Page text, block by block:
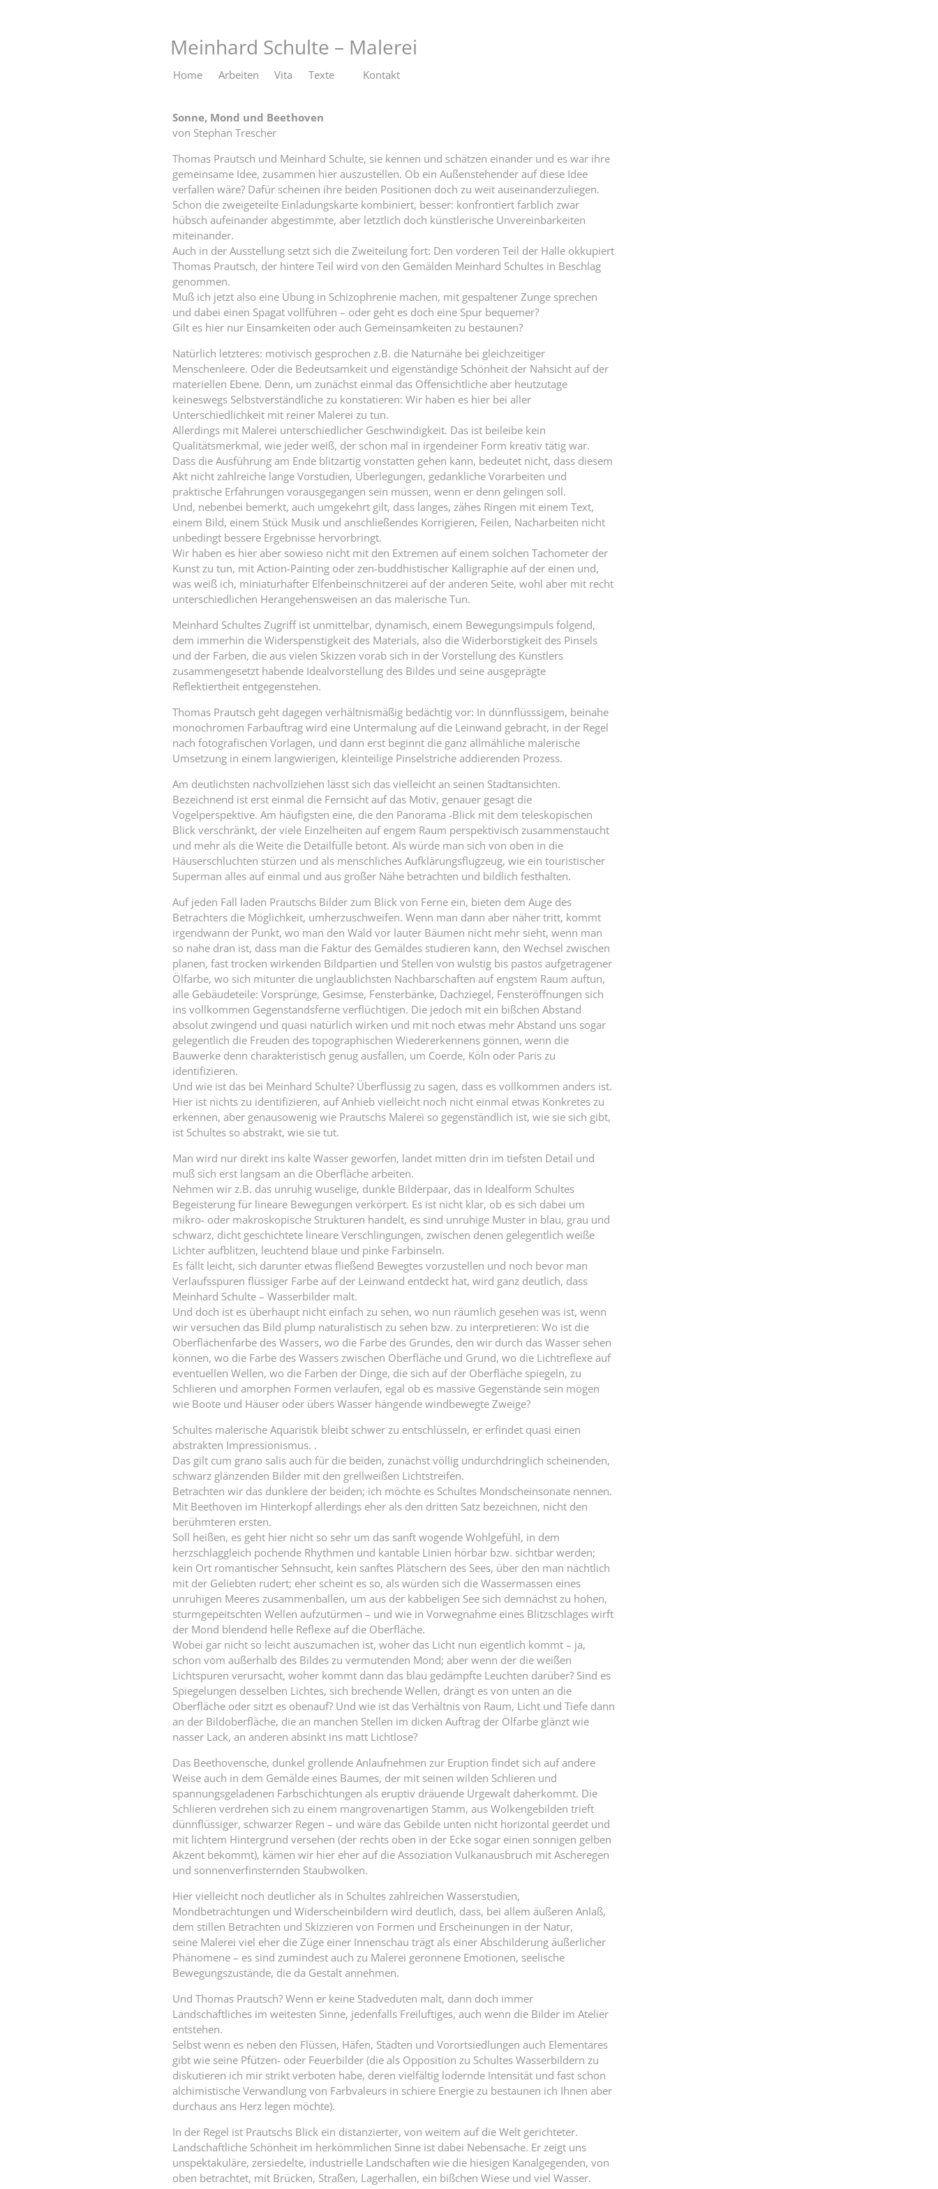
Meinhard Schulte – Malerei
Home Arbeiten Vita Texte Kontakt
Sonne, Mond und Beethoven
von Stephan Trescher
Thomas Prautsch und Meinhard Schulte, sie kennen und schätzen einander und es war ihre
gemeinsame Idee, zusammen hier auszustellen. Ob ein Außenstehender auf diese Idee
verfallen wäre? Dafür scheinen ihre beiden Positionen doch zu weit auseinanderzuliegen.
Schon die zweigeteilte Einladungskarte kombiniert, besser: konfrontiert farblich zwar
hübsch aufeinander abgestimmte, aber letztlich doch künstlerische Unvereinbarkeiten
miteinander.
Auch in der Ausstellung setzt sich die Zweiteilung fort: Den vorderen Teil der Halle okkupiert
Thomas Prautsch, der hintere Teil wird von den Gemälden Meinhard Schultes in Beschlag
genommen.
Muß ich jetzt also eine Übung in Schizophrenie machen, mit gespaltener Zunge sprechen
und dabei einen Spagat vollführen – oder geht es doch eine Spur bequemer?
Gilt es hier nur Einsamkeiten oder auch Gemeinsamkeiten zu bestaunen?
Natürlich letzteres: motivisch gesprochen z.B. die Naturnähe bei gleichzeitiger
Menschenleere. Oder die Bedeutsamkeit und eigenständige Schönheit der Nahsicht auf der
materiellen Ebene. Denn, um zunächst einmal das Offensichtliche aber heutzutage
keineswegs Selbstverständliche zu konstatieren: Wir haben es hier bei aller
Unterschiedlichkeit mit reiner Malerei zu tun.
Allerdings mit Malerei unterschiedlicher Geschwindigkeit. Das ist beileibe kein
Qualitätsmerkmal, wie jeder weiß, der schon mal in irgendeiner Form kreativ tätig war.
Dass die Ausführung am Ende blitzartig vonstatten gehen kann, bedeutet nicht, dass diesem
Akt nicht zahlreiche lange Vorstudien, Überlegungen, gedankliche Vorarbeiten und
praktische Erfahrungen vorausgegangen sein müssen, wenn er denn gelingen soll.
Und, nebenbei bemerkt, auch umgekehrt gilt, dass langes, zähes Ringen mit einem Text,
einem Bild, einem Stück Musik und anschließendes Korrigieren, Feilen, Nacharbeiten nicht
unbedingt bessere Ergebnisse hervorbringt.
Wir haben es hier aber sowieso nicht mit den Extremen auf einem solchen Tachometer der
Kunst zu tun, mit Action-Painting oder zen-buddhistischer Kalligraphie auf der einen und,
was weiß ich, miniaturhafter Elfenbeinschnitzerei auf der anderen Seite, wohl aber mit recht
unterschiedlichen Herangehensweisen an das malerische Tun.
Meinhard Schultes Zugriff ist unmittelbar, dynamisch, einem Bewegungsimpuls folgend,
dem immerhin die Widerspenstigkeit des Materials, also die Widerborstigkeit des Pinsels
und der Farben, die aus vielen Skizzen vorab sich in der Vorstellung des Künstlers
zusammengesetzt habende Idealvorstellung des Bildes und seine ausgeprägte
Reflektiertheit entgegenstehen.
Thomas Prautsch geht dagegen verhältnismäßig bedächtig vor: In dünnflüsssigem, beinahe
monochromen Farbauftrag wird eine Untermalung auf die Leinwand gebracht, in der Regel
nach fotografischen Vorlagen, und dann erst beginnt die ganz allmähliche malerische
Umsetzung in einem langwierigen, kleinteilige Pinselstriche addierenden Prozess.
Am deutlichsten nachvollziehen lässt sich das vielleicht an seinen Stadtansichten.
Bezeichnend ist erst einmal die Fernsicht auf das Motiv, genauer gesagt die
Vogelperspektive. Am häufigsten eine, die den Panorama -Blick mit dem teleskopischen
Blick verschränkt, der viele Einzelheiten auf engem Raum perspektivisch zusammenstaucht
und mehr als die Weite die Detailfülle betont. Als würde man sich von oben in die
Häuserschluchten stürzen und als menschliches Aufklärungsflugzeug, wie ein touristischer
Superman alles auf einmal und aus großer Nähe betrachten und bildlich festhalten.
Auf jeden Fall laden Prautschs Bilder zum Blick von Ferne ein, bieten dem Auge des
Betrachters die Möglichkeit, umherzuschweifen. Wenn man dann aber näher tritt, kommt
irgendwann der Punkt, wo man den Wald vor lauter Bäumen nicht mehr sieht, wenn man
so nahe dran ist, dass man die Faktur des Gemäldes studieren kann, den Wechsel zwischen
planen, fast trocken wirkenden Bildpartien und Stellen von wulstig bis pastos aufgetragener
Ölfarbe, wo sich mitunter die unglaublichsten Nachbarschaften auf engstem Raum auftun,
alle Gebäudeteile: Vorsprünge, Gesimse, Fensterbänke, Dachziegel, Fensteröffnungen sich
ins vollkommen Gegenstandsferne verflüchtigen. Die jedoch mit ein bißchen Abstand
absolut zwingend und quasi natürlich wirken und mit noch etwas mehr Abstand uns sogar
gelegentlich die Freuden des topographischen Wiedererkennens gönnen, wenn die
Bauwerke denn charakteristisch genug ausfallen, um Coerde, Köln oder Paris zu
identifizieren.
Und wie ist das bei Meinhard Schulte? Überflüssig zu sagen, dass es vollkommen anders ist.
Hier ist nichts zu identifizieren, auf Anhieb vielleicht noch nicht einmal etwas Konkretes zu
erkennen, aber genausowenig wie Prautschs Malerei so gegenständlich ist, wie sie sich gibt,
ist Schultes so abstrakt, wie sie tut.
Man wird nur direkt ins kalte Wasser geworfen, landet mitten drin im tiefsten Detail und
muß sich erst langsam an die Oberfläche arbeiten.
Nehmen wir z.B. das unruhig wuselige, dunkle Bilderpaar, das in Idealform Schultes
Begeisterung für lineare Bewegungen verkörpert. Es ist nicht klar, ob es sich dabei um
mikro- oder makroskopische Strukturen handelt, es sind unruhige Muster in blau, grau und
schwarz, dicht geschichtete lineare Verschlingungen, zwischen denen gelegentlich weiße
Lichter aufblitzen, leuchtend blaue und pinke Farbinseln.
Es fällt leicht, sich darunter etwas fließend Bewegtes vorzustellen und noch bevor man
Verlaufsspuren flüssiger Farbe auf der Leinwand entdeckt hat, wird ganz deutlich, dass
Meinhard Schulte – Wasserbilder malt.
Und doch ist es überhaupt nicht einfach zu sehen, wo nun räumlich gesehen was ist, wenn
wir versuchen das Bild plump naturalistisch zu sehen bzw. zu interpretieren: Wo ist die
Oberflächenfarbe des Wassers, wo die Farbe des Grundes, den wir durch das Wasser sehen
können, wo die Farbe des Wassers zwischen Oberfläche und Grund, wo die Lichtreflexe auf
eventuellen Wellen, wo die Farben der Dinge, die sich auf der Oberfläche spiegeln, zu
Schlieren und amorphen Formen verlaufen, egal ob es massive Gegenstände sein mögen
wie Boote und Häuser oder übers Wasser hängende windbewegte Zweige?
Schultes malerische Aquaristik bleibt schwer zu entschlüsseln, er erfindet quasi einen
abstrakten Impressionismus. .
Das gilt cum grano salis auch für die beiden, zunächst völlig undurchdringlich scheinenden,
schwarz glänzenden Bilder mit den grellweißen Lichtstreifen.
Betrachten wir das dunklere der beiden; ich möchte es Schultes Mondscheinsonate nennen.
Mit Beethoven im Hinterkopf allerdings eher als den dritten Satz bezeichnen, nicht den
berühmteren ersten.
Soll heißen, es geht hier nicht so sehr um das sanft wogende Wohlgefühl, in dem
herzschlaggleich pochende Rhythmen und kantable Linien hörbar bzw. sichtbar werden;
kein Ort romantischer Sehnsucht, kein sanftes Plätschern des Sees, über den man nächtlich
mit der Geliebten rudert; eher scheint es so, als würden sich die Wassermassen eines
unruhigen Meeres zusammenballen, um aus der kabbeligen See sich demnächst zu hohen,
sturmgepeitschten Wellen aufzutürmen – und wie in Vorwegnahme eines Blitzschlages wirft
der Mond blendend helle Reflexe auf die Oberfläche.
Wobei gar nicht so leicht auszumachen ist, woher das Licht nun eigentlich kommt – ja,
schon vom außerhalb des Bildes zu vermutenden Mond; aber wenn der die weißen
Lichtspuren verursacht, woher kommt dann das blau gedämpfte Leuchten darüber? Sind es
Spiegelungen desselben Lichtes, sich brechende Wellen, drängt es von unten an die
Oberfläche oder sitzt es obenauf? Und wie ist das Verhältnis von Raum, Licht und Tiefe dann
an der Bildoberfläche, die an manchen Stellen im dicken Auftrag der Ölfarbe glänzt wie
nasser Lack, an anderen absinkt ins matt Lichtlose?
Das Beethovensche, dunkel grollende Anlaufnehmen zur Eruption findet sich auf andere
Weise auch in dem Gemälde eines Baumes, der mit seinen wilden Schlieren und
spannungsgeladenen Farbschichtungen als eruptiv dräuende Urgewalt daherkommt. Die
Schlieren verdrehen sich zu einem mangrovenartigen Stamm, aus Wolkengebilden trieft
dünnflüssiger, schwarzer Regen – und wäre das Gebilde unten nicht horizontal geerdet und
mit lichtem Hintergrund versehen (der rechts oben in der Ecke sogar einen sonnigen gelben
Akzent bekommt), kämen wir hier eher auf die Assoziation Vulkanausbruch mit Ascheregen
und sonnenverfinsternden Staubwolken.
Hier vielleicht noch deutlicher als in Schultes zahlreichen Wasserstudien,
Mondbetrachtungen und Widerscheinbildern wird deutlich, dass, bei allem äußeren Anlaß,
dem stillen Betrachten und Skizzieren von Formen und Erscheinungen in der Natur,
seine Malerei viel eher die Züge einer Innenschau trägt als einer Abschilderung äußerlicher
Phänomene – es sind zumindest auch zu Malerei geronnene Emotionen, seelische
Bewegungszustände, die da Gestalt annehmen.
Und Thomas Prautsch? Wenn er keine Stadveduten malt, dann doch immer
Landschaftliches im weitesten Sinne, jedenfalls Freiluftiges, auch wenn die Bilder im Atelier
entstehen.
Selbst wenn es neben den Flüssen, Häfen, Städten und Vorortsiedlungen auch Elementares
gibt wie seine Pfützen- oder Feuerbilder (die als Opposition zu Schultes Wasserbildern zu
diskutieren ich mir strikt verboten habe, deren vielfältig lodernde Intensität und fast schon
alchimistische Verwandlung von Farbvaleurs in schiere Energie zu bestaunen ich Ihnen aber
durchaus ans Herz legen möchte).
In der Regel ist Prautschs Blick ein distanzierter, von weitem auf die Welt gerichteter.
Landschaftliche Schönheit im herkömmlichen Sinne ist dabei Nebensache. Er zeigt uns
unspektakuläre, zersiedelte, industrielle Landschaften wie die hiesigen Kanalgegenden, von
oben betrachtet, mit Brücken, Straßen, Lagerhallen, ein bißchen Wiese und viel Wasser.